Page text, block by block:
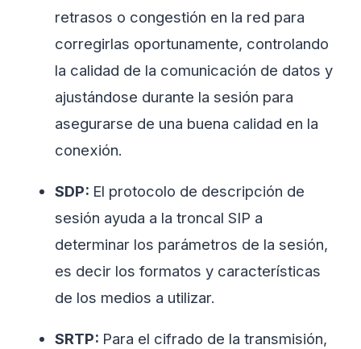
retrasos o congestión en la red para
corregirlas oportunamente, controlando
la calidad de la comunicación de datos y
ajustándose durante la sesión para
asegurarse de una buena calidad en la
conexión.
SDP: El protocolo de descripción de
sesión ayuda a la troncal SIP a
determinar los parámetros de la sesión,
es decir los formatos y características
de los medios a utilizar.
SRTP: Para el cifrado de la transmisión,